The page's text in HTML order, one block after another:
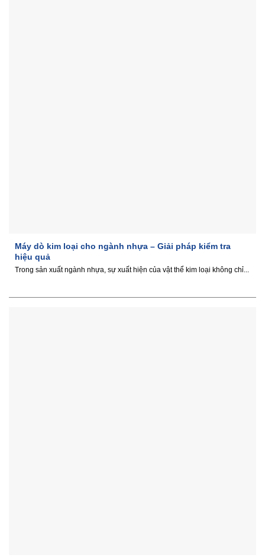
Máy dò kim loại cho ngành nhựa – Giải pháp kiểm tra
hiệu quả
Trong sản xuất ngành nhựa, sự xuất hiện của vật thể kim loại không chỉ...